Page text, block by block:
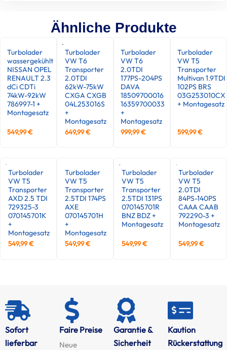
Ähnliche Produkte
Turbolader
wassergekühlt
NISSAN OPEL
RENAULT 2.3
dCi CDTi
74kW-92kW
786997-1 +
Montagesatz
549,99€
Turbolader
VW T6
Transporter
2.0TDI
62kW-75kW
CXGA CXGB
04L253016S
+
Montagesatz
649,99€
Turbolader
VW T6
2.0TDI
177PS-204PS
DAVA
18509700016
16359700033
+
Montagesatz
999,99€
Turbolader
VW T5
Transporter
Multivan 1.9TDI
102PS BRS
03G253010CX
+ Montagesatz
599,99€
Turbolader
VW T5
Transporter
AXD 2.5 TDI
729325-3
070145701K
+
Montagesatz
549,99€
Turbolader
VW T5
Transporter
2.5TDI 174PS
AXE
070145701H
+
Montagesatz
549,99€
Turbolader
VW T5
Transporter
2.5TDI 131PS
070145701R
BNZ BDZ +
Montagesatz
549,99€
Turbolader
VW T5
2.0TDI
84PS-140PS
CAAA CAAB
792290-3 +
Montagesatz
549,99€
Sofort
lieferbar
Faire Preise
Neue
Garantie &
Sicherheit
Kaution
Rückerstattung